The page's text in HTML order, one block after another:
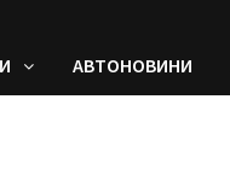
АВТОНОВИНИ